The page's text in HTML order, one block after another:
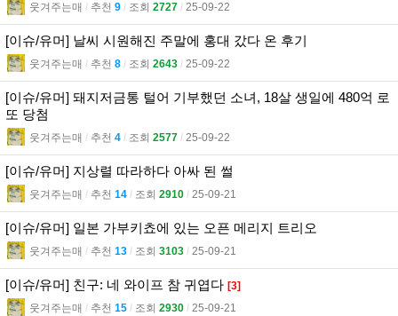
웃겨주는매 l 추천 9 l 조회 2727 l 25-09-22
[이슈/유머] 날씨 시원해진 주말에 홍대 갔다 온 후기
웃겨주는매 l 추천 8 l 조회 2643 l 25-09-22
[이슈/유머] 돼지저금통 털어 기부했던 소녀, 18살 생일에 480억 로
또 당첨
웃겨주는매 l 추천 4 l 조회 2577 l 25-09-22
[이슈/유머] 지상렬 따라하다 아싸 된 썰
웃겨주는매 l 추천 14 l 조회 2910 l 25-09-21
[이슈/유머] 일본 가부키쵸에 있는 오픈 메리지 트리오
웃겨주는매 l 추천 13 l 조회 3103 l 25-09-21
[이슈/유머] 친구: 네 와이프 참 귀엽다 [3]
웃겨주는매 l 추천 15 l 조회 2930 l 25-09-21